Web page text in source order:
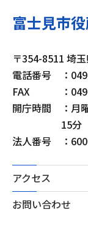
富士見市
〒354-8511 埼
電話番号
：
FAX
：
開庁時間
：月
15分
法人番号
：
アクセス
お問い合わせ